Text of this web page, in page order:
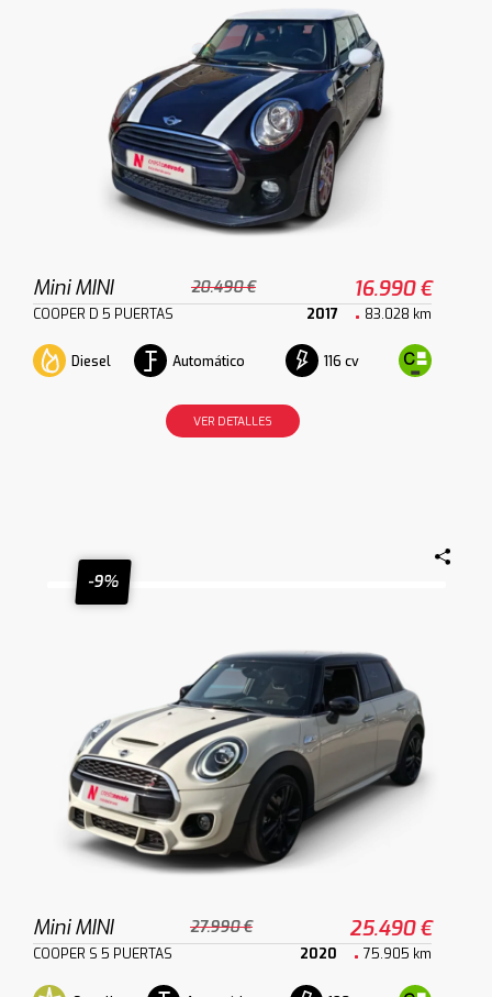
Mini MINI 20.490 € 16.990 €
COOPER D 5 PUERTAS 2017 83.028 km
Diesel Automático 116 cv
VER DETALLES
-9%
Mini MINI 27.990 € 25.490 €
COOPER S 5 PUERTAS 2020 75.905 km